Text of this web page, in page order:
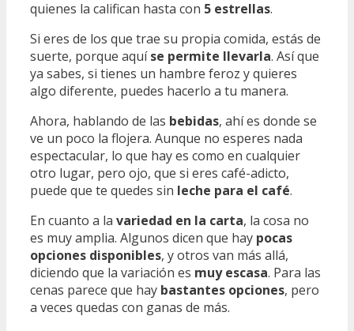
quienes la califican hasta con 5 estrellas.
Si eres de los que trae su propia comida, estás de
suerte, porque aquíse permite llevarla. Así que
ya sabes, si tienes un hambre feroz y quieres
algo diferente, puedes hacerlo a tu manera.
Ahora, hablando de las bebidas, ahí es donde se
ve un poco la flojera. Aunque no esperes nada
espectacular, lo que hay es como en cualquier
otro lugar, pero ojo, que si eres café-adicto,
puede que te quedes sin leche para el café.
En cuanto a la variedad en la carta, la cosa no
es muy amplia. Algunos dicen que hay pocas
opciones disponibles, y otros van más allá,
diciendo que la variación es muy escasa. Para las
cenas parece que hay bastantes opciones, pero
a veces quedas con ganas de más.